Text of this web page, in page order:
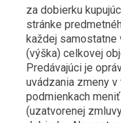
za dobierku
stránke
každej samostatne
(výška) celkovej
Predávajúci je
uvádzania zmeny
podmienkach
(uzatvorenej